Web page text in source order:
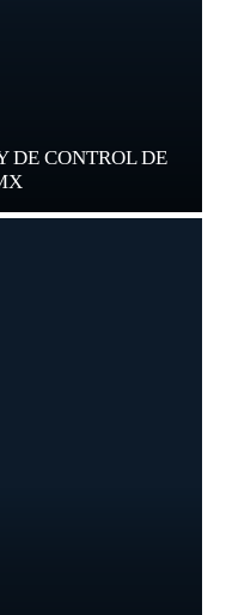
DE CONTROL DE